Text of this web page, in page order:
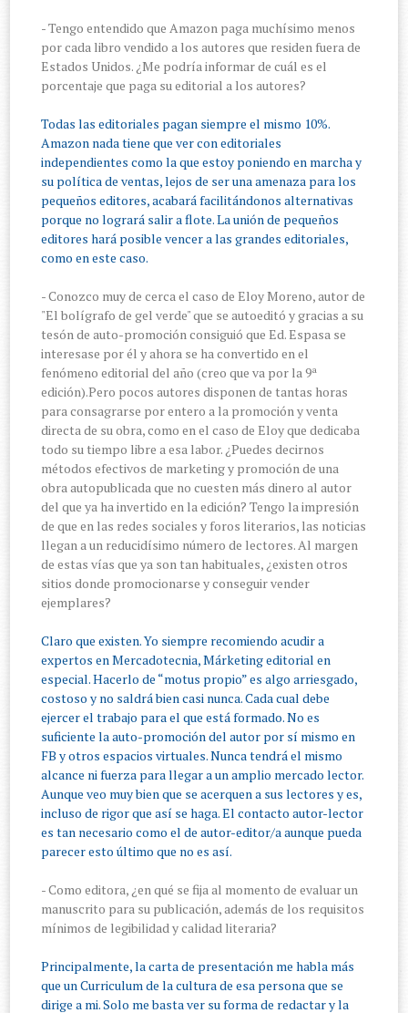
- Tengo entendido que Amazon paga muchísimo menos
por cada libro vendido a los autores que residen fuera de
Estados Unidos. ¿Me podría informar de cuál es el
porcentaje que paga su editorial a los autores?
Todas las editoriales pagan siempre el mismo 10%.
Amazon nada tiene que ver con editoriales
independientes como la que estoy poniendo en marcha y
su política de ventas, lejos de ser una amenaza para los
pequeños editores, acabará facilitándonos alternativas
porque no logrará salir a flote. La unión de pequeños
editores hará posible vencer a las grandes editoriales,
como en este caso.
- Conozco muy de cerca el caso de Eloy Moreno, autor de
"El bolígrafo de gel verde" que se autoeditó y gracias a su
tesón de auto-promoción consiguió que Ed. Espasa se
interesase por él y ahora se ha convertido en el
fenómeno editorial del año (creo que va por la 9ª
edición).Pero pocos autores disponen de tantas horas
para consagrarse por entero a la promoción y venta
directa de su obra, como en el caso de Eloy que dedicaba
todo su tiempo libre a esa labor. ¿Puedes decirnos
métodos efectivos de marketing y promoción de una
obra autopublicada que no cuesten más dinero al autor
del que ya ha invertido en la edición? Tengo la impresión
de que en las redes sociales y foros literarios, las noticias
llegan a un reducidísimo número de lectores. Al margen
de estas vías que ya son tan habituales, ¿existen otros
sitios donde promocionarse y conseguir vender
ejemplares?
Claro que existen. Yo siempre recomiendo acudir a
expertos en Mercadotecnia, Márketing editorial en
especial. Hacerlo de “motus propio” es algo arriesgado,
costoso y no saldrá bien casi nunca. Cada cual debe
ejercer el trabajo para el que está formado. No es
suficiente la auto-promoción del autor por sí mismo en
FB y otros espacios virtuales. Nunca tendrá el mismo
alcance ni fuerza para llegar a un amplio mercado lector.
Aunque veo muy bien que se acerquen a sus lectores y es,
incluso de rigor que así se haga. El contacto autor-lector
es tan necesario como el de autor-editor/a aunque pueda
parecer esto último que no es así.
- Como editora, ¿en qué se fija al momento de evaluar un
manuscrito para su publicación, además de los requisitos
mínimos de legibilidad y calidad literaria?
Principalmente, la carta de presentación me habla más
que un Curriculum de la cultura de esa persona que se
dirige a mi. Solo me basta ver su forma de redactar y la